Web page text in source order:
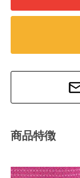
商品特徴